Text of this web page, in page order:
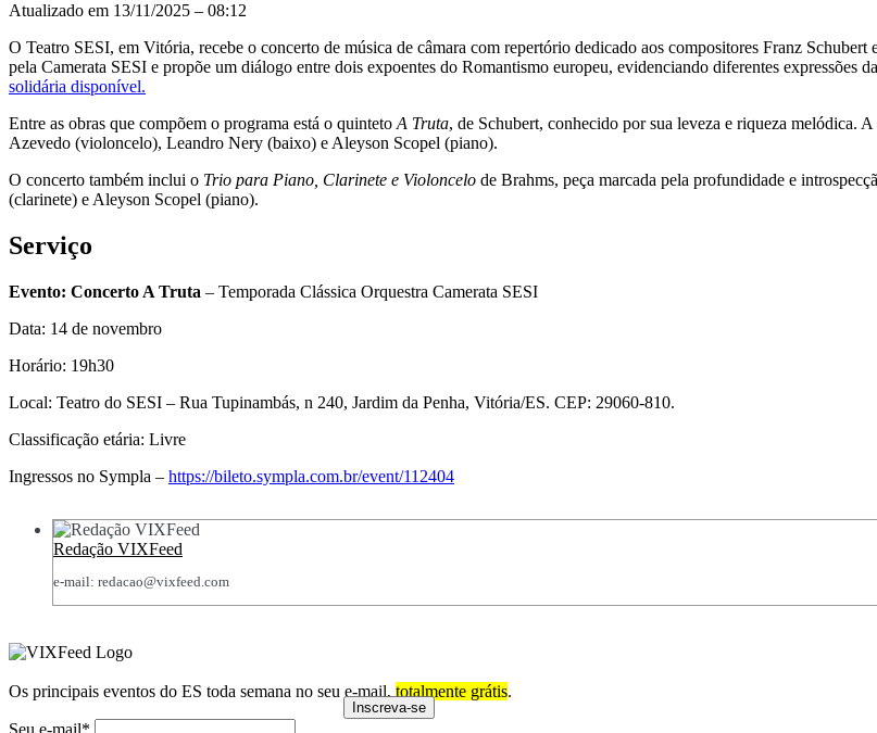
Atualizado em 13/11/2025 – 08:12
O Teatro SESI, em Vitória, recebe o concerto de música de câmara com repertório dedicado aos compositores Franz Schubert
pela Camerata SESI e propõe um diálogo entre dois expoentes do Romantismo europeu, evidenciando diferentes expressões
solidária disponível.
Entre as obras que compõem o programa está o quinteto A Truta, de Schubert, conhecido por sua leveza e riqueza
Azevedo (violoncelo), Leandro Nery (baixo) e Aleyson Scopel (piano).
O concerto também inclui o Trio para Piano, Clarinete e Violoncelo de Brahms, peça marcada pela profundidade e
(clarinete) e Aleyson Scopel (piano).
Serviço
Evento: Concerto A Truta – Temporada Clássica Orquestra Camerata SESI
Data: 14 de novembro
Horário: 19h30
Local: Teatro do SESI – Rua Tupinambás, n 240, Jardim da Penha, Vitória/ES. CEP: 29060-810.
Classificação etária: Livre
Ingressos no Sympla – https://bileto.sympla.com.br/event/112404
Redação VIXFeed
e-mail: redacao@vixfeed.com
Os principais eventos do ES toda semana no seu e-mail, totalmente grátis.
Seu e-mail*